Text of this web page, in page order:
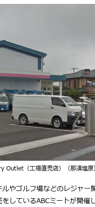
Outlet（工場直売店）（那須塩原）
やゴルフ場などのレジャー
しているABCミートが開催